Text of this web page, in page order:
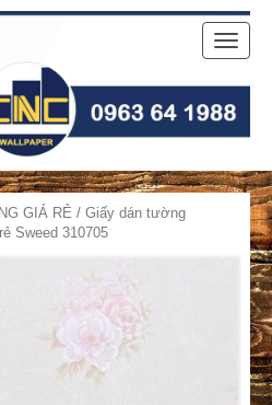
Toggle
GIÁ RẺ / Giấy dán tường
Sweed 310705